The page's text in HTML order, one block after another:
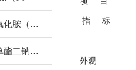
十八烷基二甲基氧化胺（OB-8调理剂）
醇醚磺基琥珀酸单酯二钠盐（MES）
指 标
外观